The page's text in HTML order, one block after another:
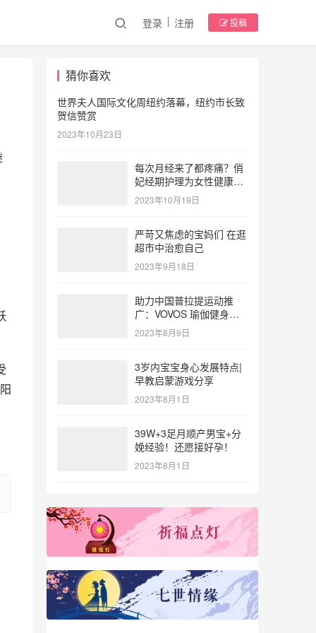
登录 注册 投稿
猜你喜欢
世界夫人国际文化周纽约落幕，纽约市长致
贺信赞赏
2023年10月23日
每次月经来了都疼痛？俏
妃经期护理为女性健康护
航
2023年10月19日
严苛又焦虑的宝妈们 在逛
超市中治愈自己
2023年9月18日
助力中国普拉提运动推
广：VOVOS 瑜伽健身服
参与北体大专业普拉提教
练培训
2023年8月9日
3岁内宝宝身心发展特点|
早教启蒙游戏分享
2023年8月1日
39W+3足月顺产男宝+分
娩经验！还愿接好孕！
2023年8月1日